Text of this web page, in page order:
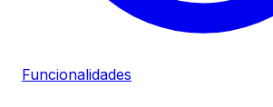
Funcionalidades